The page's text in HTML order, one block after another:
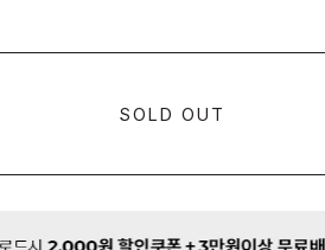
SOLD OUT